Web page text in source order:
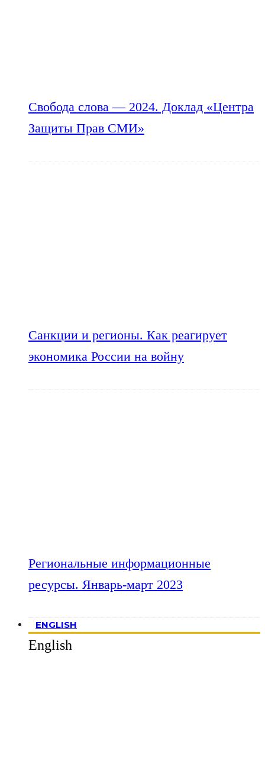
Свобода слова — 2024. Доклад «Центра
Защиты Прав СМИ»
Санкции и регионы. Как реагирует
экономика России на войну
Региональные информационные
ресурсы. Январь-март 2023
ENGLISH
English